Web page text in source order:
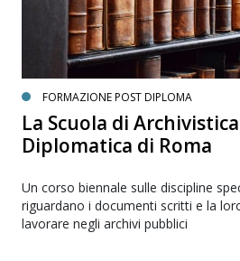
FORMAZIONE POST DIPLOMA
La Scuola di
Diplomatica di Roma
Un corso biennale sulle discipline
riguardano i documenti scritti e la
lavorare negli archivi pubblici